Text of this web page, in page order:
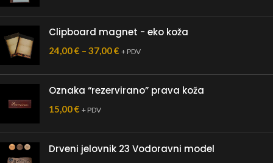
Clipboard magnet - eko koža
24,00€ – 37,00€ + PDV
Oznaka “rezervirano” prava koža
15,00€ + PDV
Drveni jelovnik 23 Vodoravni model